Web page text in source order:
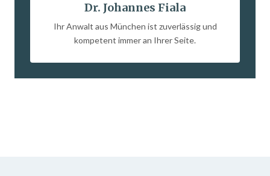
Dr. Johannes Fiala
Ihr Anwalt aus München ist zuverlässig und
kompetent immer an Ihrer Seite.